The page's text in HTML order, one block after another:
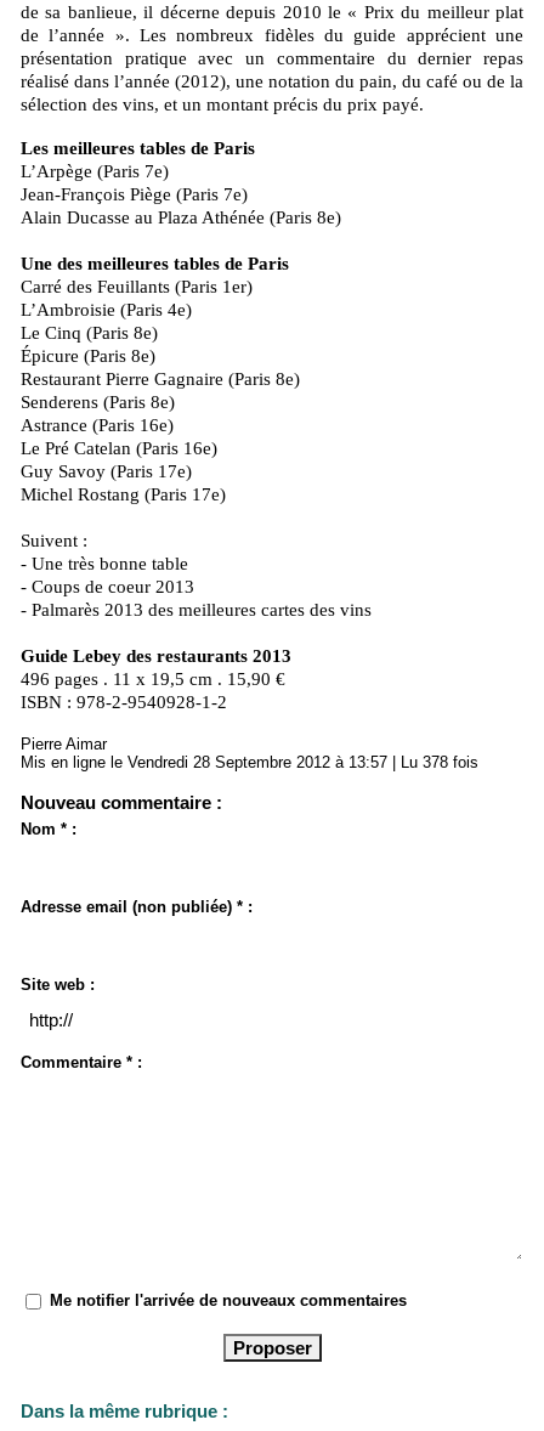
de sa banlieue, il décerne depuis 2010 le « Prix du meilleur plat
de l’année ». Les nombreux fidèles du guide apprécient une
présentation pratique avec un commentaire du dernier repas
réalisé dans l’année (2012), une notation du pain, du café ou de la
sélection des vins, et un montant précis du prix payé.
Les meilleures tables de Paris
L’Arpège (Paris 7e)
Jean-François Piège (Paris 7e)
Alain Ducasse au Plaza Athénée (Paris 8e)
Une des meilleures tables de Paris
Carré des Feuillants (Paris 1er)
L’Ambroisie (Paris 4e)
Le Cinq (Paris 8e)
Épicure (Paris 8e)
Restaurant Pierre Gagnaire (Paris 8e)
Senderens (Paris 8e)
Astrance (Paris 16e)
Le Pré Catelan (Paris 16e)
Guy Savoy (Paris 17e)
Michel Rostang (Paris 17e)
Suivent :
- Une très bonne table
- Coups de coeur 2013
- Palmarès 2013 des meilleures cartes des vins
Guide Lebey des restaurants 2013
496 pages . 11 x 19,5 cm . 15,90 €
ISBN : 978-2-9540928-1-2
Pierre Aimar
Mis en ligne le Vendredi 28 Septembre 2012 à 13:57 | Lu 378 fois
Nouveau commentaire :
Nom * :
Adresse email (non publiée) * :
Site web :
Commentaire * :
Me notifier l'arrivée de nouveaux commentaires
Dans la même rubrique :